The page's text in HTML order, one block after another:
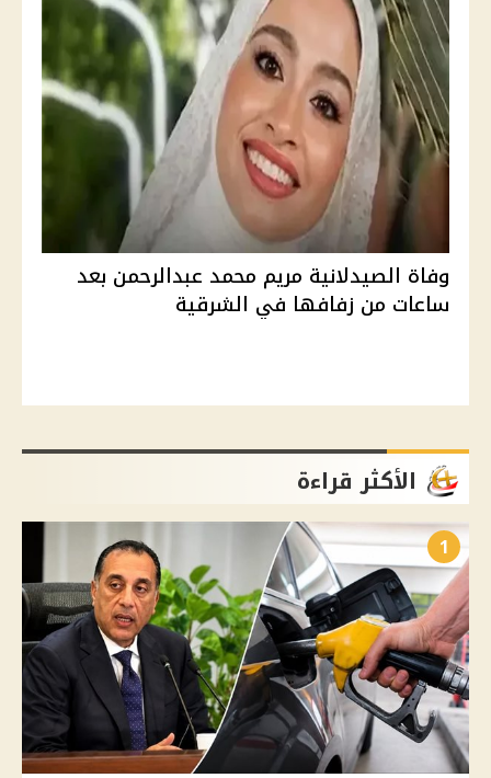
وفاة الصيدلانية مريم محمد عبدالرحمن بعد
ساعات من زفافها في الشرقية
الأكثر قراءة
1